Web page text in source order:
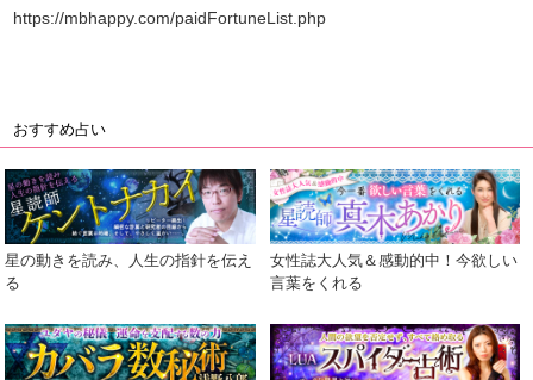
https://mbhappy.com/paidFortuneList.php
おすすめ占い
星の動きを読み、人生の指針を伝え
る
女性誌大人気＆感動的中！今欲しい
言葉をくれる